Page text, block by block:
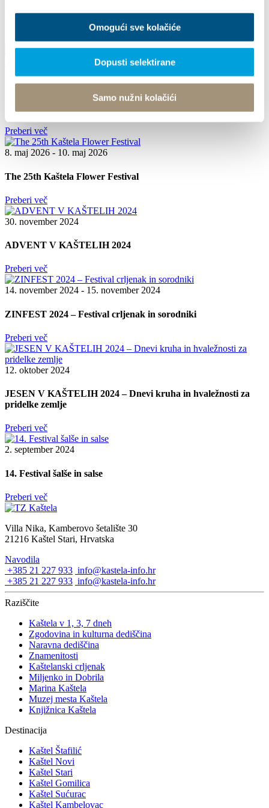
Omogući sve kolačiće
Dopusti selektirane
Samo nužni kolačići
Arias under the stars
Preberi več
26. junij 2026 - 29. junij 2026
17th DAYS OF TRADITION, ECO ETHNO FAIR AND
Preberi več
8. maj 2026 - 10. maj 2026
The 25th Kaštela Flower Festival
Preberi več
30. november 2024
ADVENT V KAŠTELIH 2024
Preberi več
14. november 2024 - 15. november 2024
ZINFEST 2024 – Festival crljenak in sorodniki
Preberi več
12. oktober 2024
JESEN V KAŠTELIH 2024 – Dnevi kruha in hvaležnosti za
pridelke zemlje
Preberi več
2. september 2024
14. Festival šalše in salse
Preberi več
Villa Nika, Kamberovo šetalište 30
21216 Kaštel Stari, Hrvatska
Navodila
+385 21 227 933 info@kastela-info.hr
+385 21 227 933 info@kastela-info.hr
Raziščite
Kaštela v 1, 3, 7 dneh
Zgodovina in kulturna dediščina
Naravna dediščina
Znamenitosti
Kaštelanski crljenak
Miljenko in Dobrila
Marina Kaštela
Muzej mesta Kaštela
Knjižnica Kaštela
Destinacija
Kaštel Štafilić
Kaštel Novi
Kaštel Stari
Kaštel Gomilica
Kaštel Sućurac
Kaštel Kambelovac